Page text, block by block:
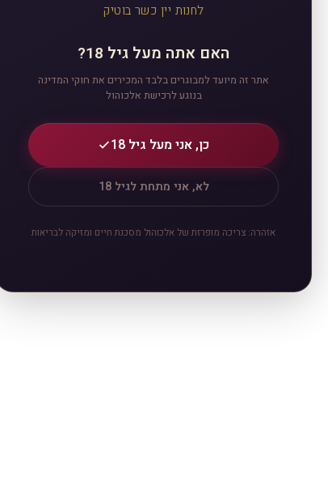
לחנות יין כשר בוטיק
האם אתה מעל גיל 18?
אתר זה מיועד למבוגרים בלבד המכירים את חוקי המדינה
בנוגע לרכישת אלכוהול
כן, אני מעל גיל 18
לא, אני מתחת לגיל 18
אזהרה: צריכה מופרזת של אלכוהול מסכנת חיים ומזיקה לבריאות